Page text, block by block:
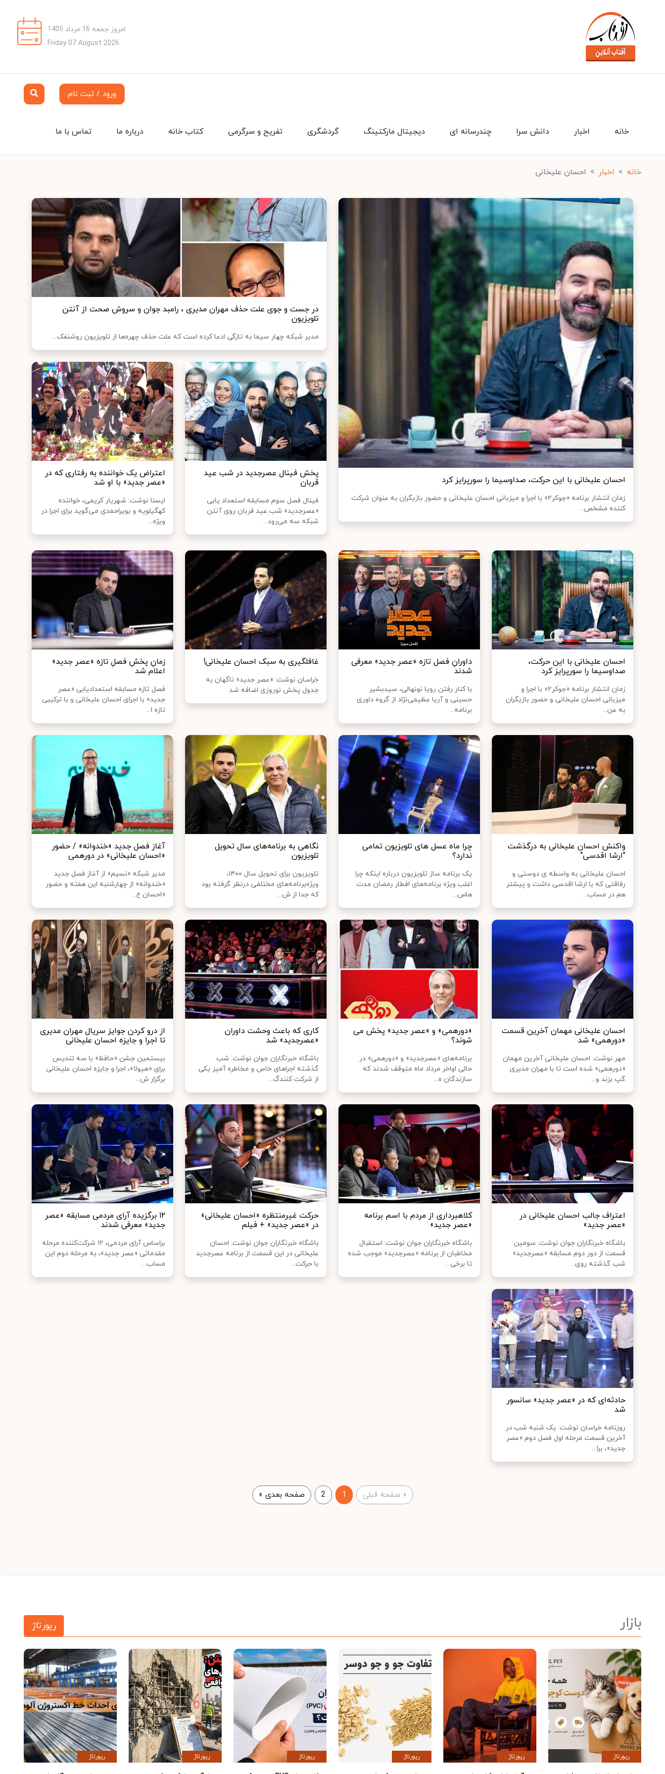
امروز جمعه 16 مرداد 1405
Friday 07 August 2026
ورود / ثبت نام
تماس با ما درباره ما کتاب خانه تفریح و سرگرمی گردشگری دیجیتال مارکتینگ چندرسانه ای دانش سرا اخبار خانه
خانه اخبار احسان علیخانی
احسان علیخانی با این حرکت، صداوسیما را سورپرایز کرد
زمان انتشار برنامه «جوکر۲» با اجرا و میزبانی احسان علیخانی و حضور بازیگران به عنوان شرکت
کننده مشخص...
در جست و جوی علت حذف مهران مدیری ، رامبد جوان و سروش صحت از آنتن
تلویزیون
مدیر شبکه چهار سیما به تازگی ادعا کرده است که علت حذف چهره‌ها از تلویزیون روشنفک...
پخش فینال عصرجدید در شب عید
قربان
فینال فصل سوم مسابقه استعداد یابی
«عصرجدید» شب عید قربان روی آنتن
شبکه سه می‌رود...
اعتراض یک خواننده به رفتاری که در
«عصر جدید» با او شد
ایسنا نوشت: شهریار کریمی، خواننده
کهگیلویه و بویراحمدی می‌گوید برای اجرا در
ویژه...
احسان علیخانی با این حرکت،
صداوسیما را سورپرایز کرد
زمان انتشار برنامه «جوکر۲» با اجرا و
میزبانی احسان علیخانی و حضور بازیگران
به عن...
داورانِ فصل تازه «عصر جدید» معرفی
شدند
با کنار رفتن رویا نونهالی، سیدبشیر
حسینی و آریا عظیمی‌نژاد از گروه داوری
برنامه...
غافلگیری به سبک احسان علیخانی!
خراسان نوشت: «عصر جدید» ناگهان به
جدول پخش نوروزی اضافه شد
زمانِ پخشِ فصلِ تازه «عصر جدید»
اعلام شد
فصل تازه مسابقه استعدادیابی «عصر
جدید» با اجرای احسان علیخانی و با ترکیبی
تازه ا...
واکنش احسان علیخانی به درگذشت
"ارشا اقدسی"
احسان علیخانی به واسطه ی دوستی و
رفاقتی که با ارشا اقدسی داشت و پیشتر
هم در مساب...
چرا ماه عسل های تلویزیون تمامی
ندارد؟
یک برنامه ساز تلویزیون درباره اینکه چرا
اغلب ویژه برنامه‌های افطار رمضان مدت
هاس...
نگاهی به برنامه‌های سال تحویل
تلویزیون
تلویزیون برای تحویل سال ۱۴۰۰،
ویژه‌برنامه‌های مختلفی درنظر گرفته بود
که جدا از ش...
آغاز فصل جدید «خندوانه» / حضور
«احسان علیخانی» در دورهمی
مدیر شبکه «نسیم» از آغاز فصل جدید
«خندوانه» از چهارشنبه این هفته و حضور
«احسان ع...
احسان علیخانی مهمان آخرین قسمت
«دورهمی» شد
مهر نوشت: احسان علیخانی آخرین مهمان
«دورهمی» شده است تا با مهران مدیری
گپ بزند و...
«دورهمی» و «عصر جدید» پخش می
شوند؟
برنامه‌های «عصرجدید» و «دورهمی» در
حالی اواخر مرداد ماه متوقف شدند که
سازندگان ه...
کاری که باعث وحشت داوران
«عصرجدید» شد
باشگاه خبرنگاران جوان نوشت: شب
گذشته اجراهای خاص و مخاطره آمیز یکی
از شرکت کنندگ...
از درو کردن جوایز سریال مهران مدیری
تا اجرا و جایزه احسان علیخانی
بیستمین جشن «حافظ» با سه تندیس
برای «هیولا»، اجرا و جایزه احسان علیخانی
برگزار ش...
اعتراف جالب احسان علیخانی در
«عصر جدید»
باشگاه خبرنگاران جوان نوشت: سومین
قسمت از دور دوم مسابقه «عصرجدید»
شب گذشته روی...
کلاهبرداری از مردم با اسم برنامه
«عصر جدید»
باشگاه خبرنگاران جوان نوشت: استقبال
مخاطبان از برنامه «عصرجدید» موجب شده
تا برخی...
حرکت غیرمنتظره «احسان علیخانی»
در «عصر جدید» + فیلم
باشگاه خبرنگاران جوان نوشت:‌ احسان
علیخانی در این قسمت از برنامه عصرجدید
با حرکت...
۱۲ برگزیده آرای مردمی مسابقه «عصر
جدید» معرفی شدند
براساس آرای مردمی، ۱۲ شرکت‌کننده مرحله
مقدماتی «عصر جدید»، به مرحله دوم این
مساب...
حادثه‌ای که در «عصر جدید» سانسور
شد
روزنامه خراسان نوشت: یک شنبه ‌شب در
آخرین قسمت مرحله اول فصل دوم «عصر
جدید»، برا...
« صفحه قبلی 1
2 صفحه بعدی »
بازار رپورتاژ
رپورتاژ رپورتاژ رپورتاژ رپورتاژ رپورتاژ رپورتاژ